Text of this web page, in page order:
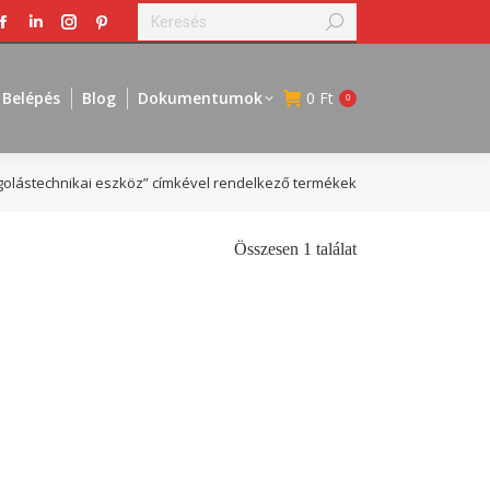
Facebook
opens
window
Linkedin
opens
window
Instagram
opens
window
Pinterest
opens
window
Search:
Belépés Blog Dokumentumok 0 Ft 0
eszköz” címkével rendelkező termékek
Összesen 1 találat